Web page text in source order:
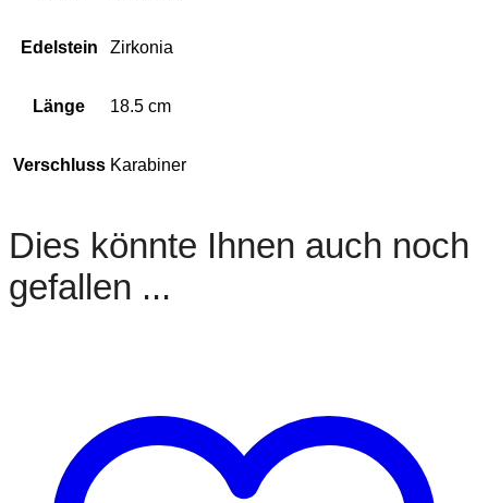
Edelstein Zirkonia
Länge 18.5 cm
Verschluss Karabiner
Dies könnte Ihnen auch noch
gefallen ...